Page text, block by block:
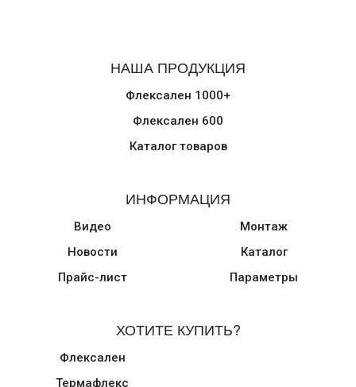
НАША ПРОДУКЦИЯ
Флексален 1000+
Флексален 600
Каталог товаров
ИНФОРМАЦИЯ
Видео
Новости
Прайс-лист
Монтаж
Каталог
Параметры
ХОТИТЕ КУПИТЬ?
Флексален
Термафлекс